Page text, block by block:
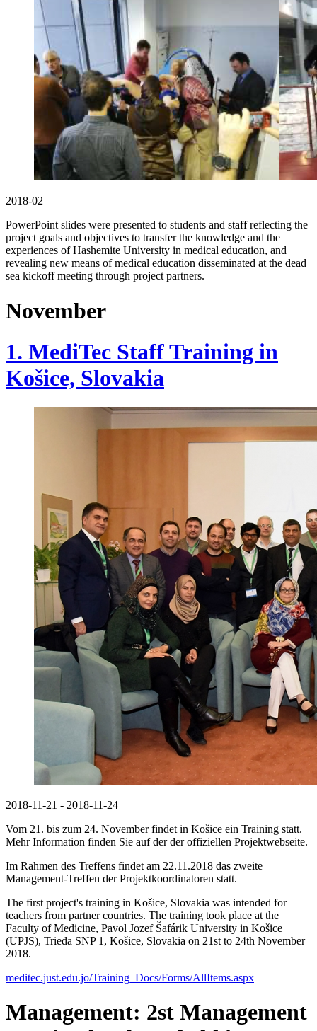
2018-02
PowerPoint slides were presented to students and staff reflecting the
project goals and objectives to transfer the knowledge and the
experiences of Hashemite University in medical education, and
revealing new means of medical education disseminated at the dead
sea kickoff meeting through project partners.
November
1. MediTec Staff Training in
Košice, Slovakia
2018-11-21 - 2018-11-24
Vom 21. bis zum 24. November findet in Košice ein Training statt.
Mehr Information finden Sie auf der der offiziellen Projektwebseite.
Im Rahmen des Treffens findet am 22.11.2018 das zweite
Management-Treffen der Projektkoordinatoren statt.
The first project's training in Košice, Slovakia was intended for
teachers from partner countries. The training took place at the
Faculty of Medicine, Pavol Jozef Šafárik University in Košice
(UPJS), Trieda SNP 1, Košice, Slovakia on 21st to 24th November
2018.
meditec.just.edu.jo/Training_Docs/Forms/AllItems.aspx
Management: 2st Management